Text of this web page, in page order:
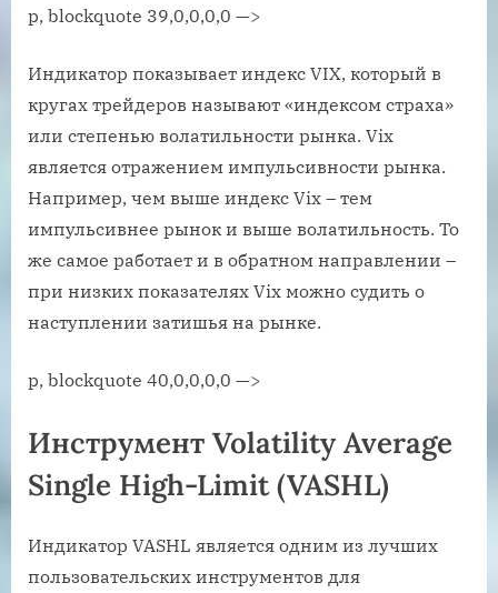
p, blockquote 39,0,0,0,0 —>
Индикатор показывает индекс VIX, который в
кругах трейдеров называют «индексом страха»
или степенью волатильности рынка. Vix
является отражением импульсивности рынка.
Например, чем выше индекс Vix – тем
импульсивнее рынок и выше волатильность. То
же самое работает и в обратном направлении –
при низких показателях Vix можно судить о
наступлении затишья на рынке.
p, blockquote 40,0,0,0,0 —>
Инструмент Volatility Average
Single High-Limit (VASHL)
Индикатор VASHL является одним из лучших
пользовательских инструментов для